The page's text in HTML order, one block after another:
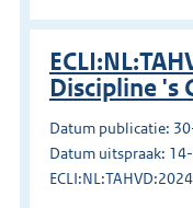
Discipline 's
Datum publicatie:
Datum uitspraak: